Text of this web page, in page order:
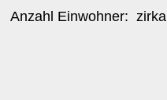
Anzahl Einwohner: zirka